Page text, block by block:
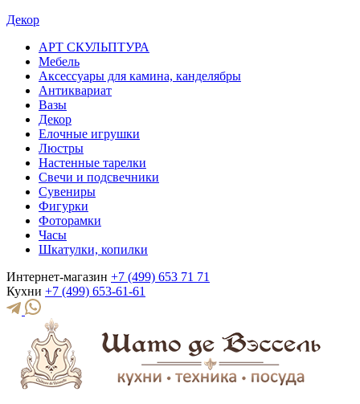
Декор
АРТ СКУЛЬПТУРА
Мебель
Аксессуары для камина, канделябры
Антиквариат
Вазы
Декор
Елочные игрушки
Люстры
Настенные тарелки
Свечи и подсвечники
Сувениры
Фигурки
Фоторамки
Часы
Шкатулки, копилки
Интернет-магазин +7 (499) 653 71 71
Кухни +7 (499) 653-61-61